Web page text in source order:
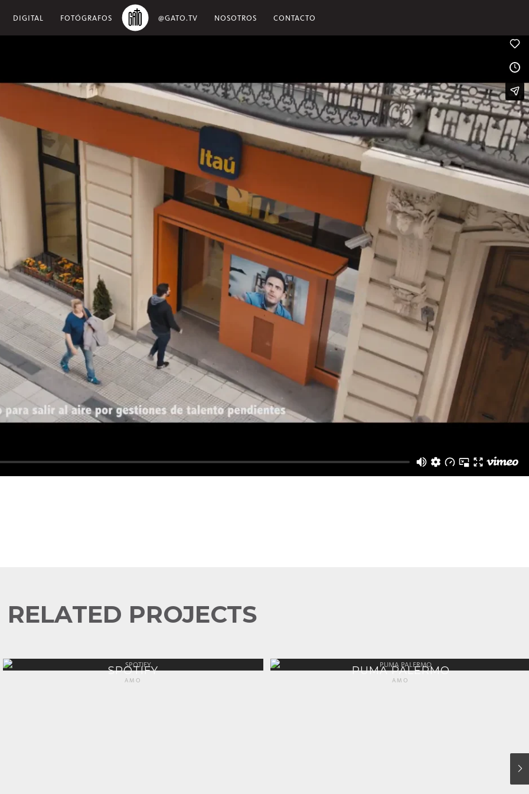
DIGITAL FOTÓGRAFOS @GATO.TV NOSOTROS CONTACTO
RELATED PROJECTS
SPOTIFY
AMO
PUMA PALERMO
AMO